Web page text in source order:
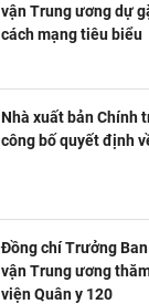
vận Trung ương dự
cách mạng tiêu biểu
Nhà xuất bản Chính
công bố quyết định
Đồng chí Trưởng
vận Trung ương
viện Quân y 120